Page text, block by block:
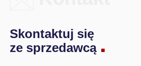
Skontaktuj się
ze sprzedawcą